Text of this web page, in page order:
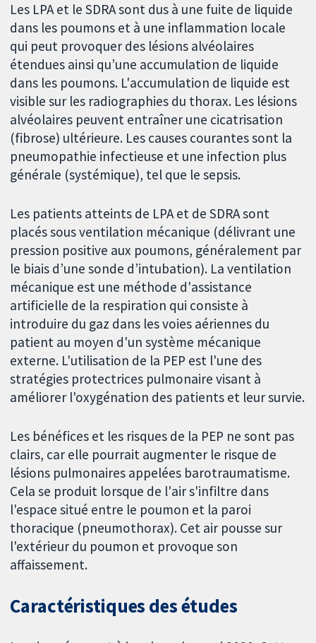
Les LPA et le SDRA sont dus à une fuite de liquide
dans les poumons et à une inflammation locale
qui peut provoquer des lésions alvéolaires
étendues ainsi qu’une accumulation de liquide
dans les poumons. L'accumulation de liquide est
visible sur les radiographies du thorax. Les lésions
alvéolaires peuvent entraîner une cicatrisation
(fibrose) ultérieure. Les causes courantes sont la
pneumopathie infectieuse et une infection plus
générale (systémique), tel que le sepsis.
Les patients atteints de LPA et de SDRA sont
placés sous ventilation mécanique (délivrant une
pression positive aux poumons, généralement par
le biais d’une sonde d’intubation). La ventilation
mécanique est une méthode d'assistance
artificielle de la respiration qui consiste à
introduire du gaz dans les voies aériennes du
patient au moyen d'un système mécanique
externe. L'utilisation de la PEP est l'une des
stratégies protectrices pulmonaire visant à
améliorer l'oxygénation des patients et leur survie.
Les bénéfices et les risques de la PEP ne sont pas
clairs, car elle pourrait augmenter le risque de
lésions pulmonaires appelées barotraumatisme.
Cela se produit lorsque de l'air s'infiltre dans
l'espace situé entre le poumon et la paroi
thoracique (pneumothorax). Cet air pousse sur
l'extérieur du poumon et provoque son
affaissement.
Caractéristiques des études